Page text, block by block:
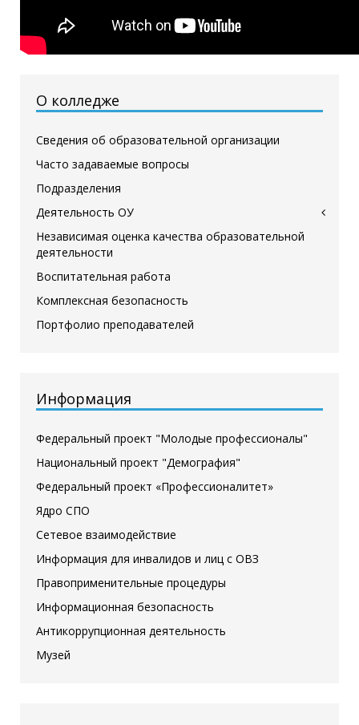
О колледже
Сведения об образовательной организации
Часто задаваемые вопросы
Подразделения
Деятельность ОУ
Независимая оценка качества образовательной
деятельности
Воспитательная работа
Комплексная безопасность
Портфолио преподавателей
Информация
Федеральный проект "Молодые профессионалы"
Национальный проект "Демография"
Федеральный проект «Профессионалитет»
Ядро СПО
Сетевое взаимодействие
Информация для инвалидов и лиц с ОВЗ
Правоприменительные процедуры
Информационная безопасность
Антикоррупционная деятельность
Музей